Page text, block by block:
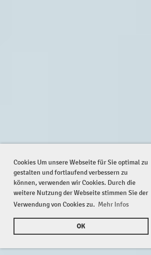
Cookies Um unsere Webseite für Sie optimal zu
gestalten und fortlaufend verbessern zu
können, verwenden wir Cookies. Durch die
weitere Nutzung der Webseite stimmen Sie der
Verwendung von Cookies zu. Mehr Infos
OK